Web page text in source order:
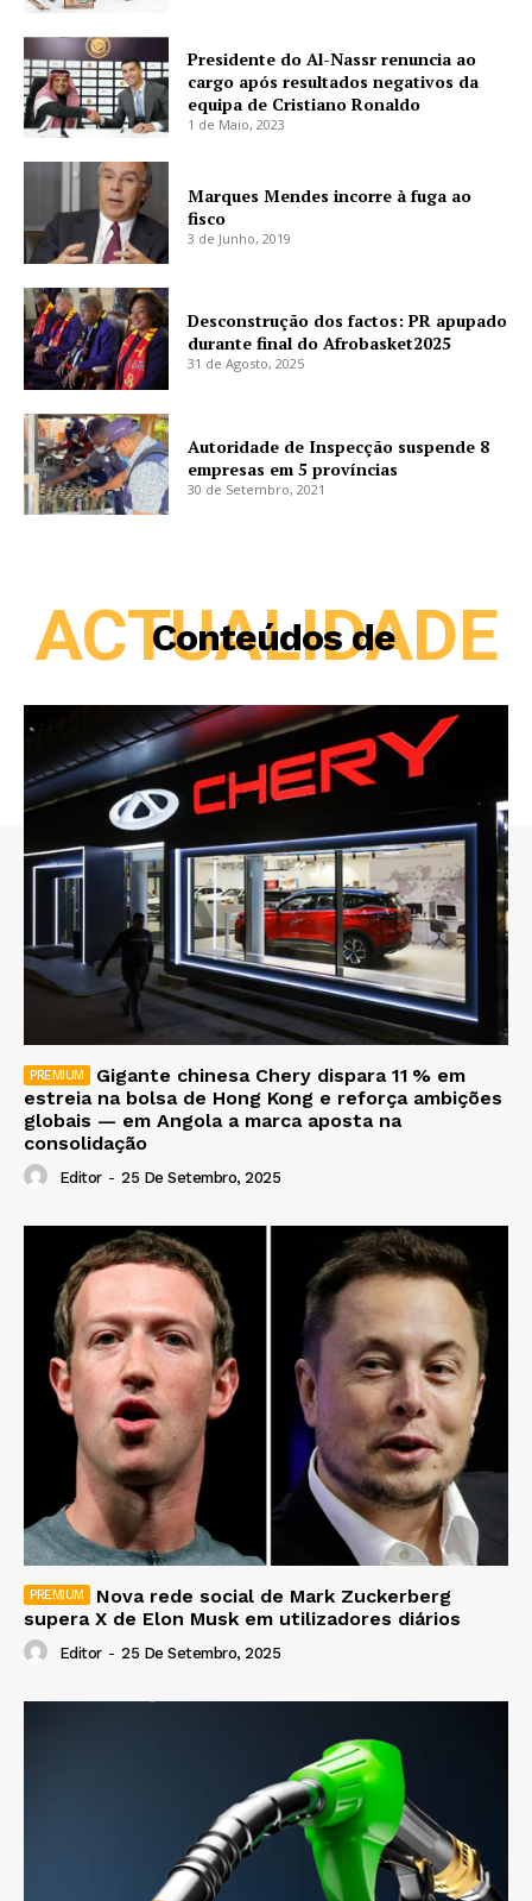
Presidente do Al-Nassr renuncia ao
cargo após resultados negativos da
equipa de Cristiano Ronaldo
1 de Maio, 2023
Marques Mendes incorre à fuga ao
fisco
3 de Junho, 2019
Desconstrução dos factos: PR apupado
durante final do Afrobasket2025
31 de Agosto, 2025
Autoridade de Inspecção suspende 8
empresas em 5 províncias
30 de Setembro, 2021
Conteúdos de
ACTUALIDADE
Gigante chinesa Chery dispara 11 % em
estreia na bolsa de Hong Kong e reforça ambições
globais — em Angola a marca aposta na
consolidação
Editor - 25 De Setembro, 2025
Nova rede social de Mark Zuckerberg
supera X de Elon Musk em utilizadores diários
Editor - 25 De Setembro, 2025